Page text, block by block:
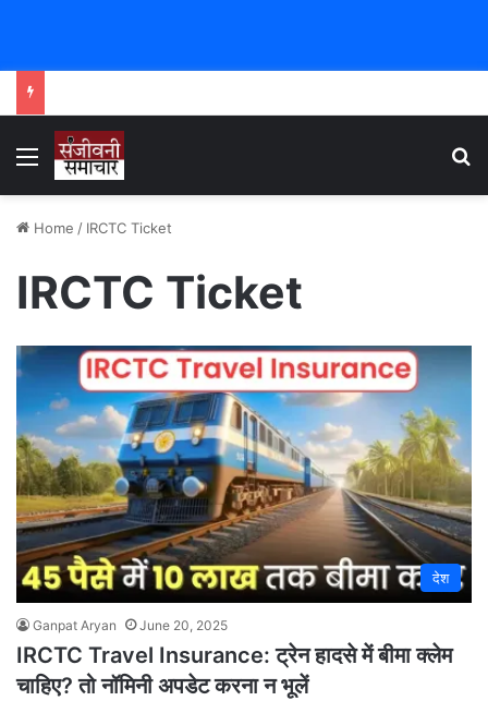
Menu
Home / IRCTC Ticket
IRCTC Ticket
देश
Ganpat Aryan June 20, 2025
IRCTC Travel Insurance: ट्रेन हादसे में बीमा क्लेम
चाहिए? तो नॉमिनी अपडेट करना न भूलें